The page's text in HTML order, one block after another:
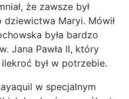
że zawsze był
Maryi. Mówił
była bardzo
Jana Pawła II, który
był w potrzebie.
w specjalnym